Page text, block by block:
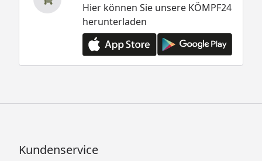
Hier können Sie unsere KÖMPF24
herunterladen
Kundenservice